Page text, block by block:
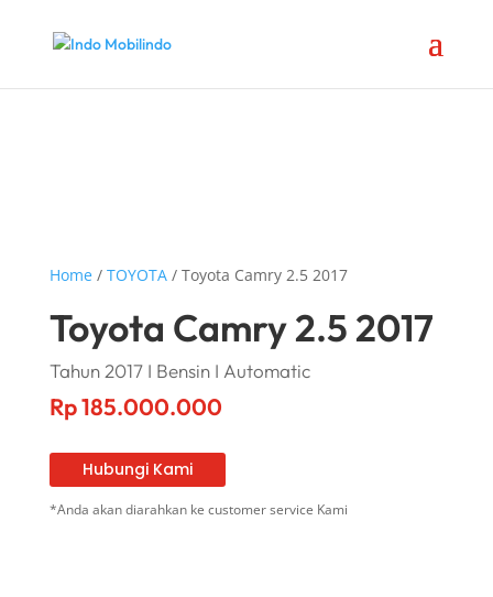
Home/ TOYOTA/ Toyota Camry 2.5 2017
Toyota Camry 2.5 2017
Tahun 2017 I Bensin I Automatic
Rp185.000.000
Hubungi Kami
*Anda akan diarahkan ke customer service Kami